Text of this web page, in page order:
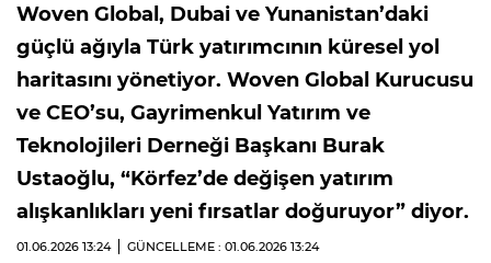
Woven Global, Dubai ve Yunanistan’daki
güçlü ağıyla Türk yatırımcının küresel yol
haritasını yönetiyor. Woven Global Kurucusu
ve CEO’su, Gayrimenkul Yatırım ve
Teknolojileri Derneği Başkanı Burak
Ustaoğlu, “Körfez’de değişen yatırım
alışkanlıkları yeni fırsatlar doğuruyor” diyor.
01.06.2026 13:24 GÜNCELLEME : 01.06.2026 13:24